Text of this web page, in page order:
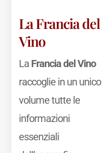
La Francia del
Vino
La Francia del Vino
raccoglie in un unico
volume tutte le
informazioni
essenziali